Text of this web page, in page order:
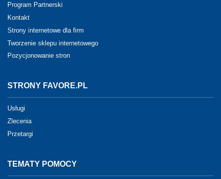
Program Partnerski
Kontakt
Strony internetowe dla firm
Tworzenie sklepu internetowego
Pozycjonowanie stron
STRONY FAVORE.PL
Usługi
Zlecenia
Przetargi
TEMATY POMOCY